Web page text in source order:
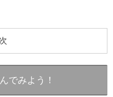
でみよう！